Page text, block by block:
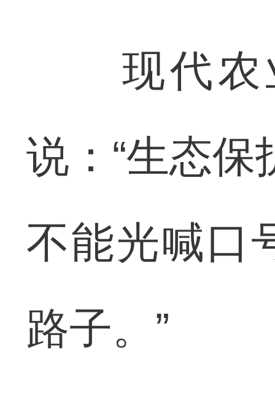
现代农业
说：“生态保
不能光喊口
路子。”